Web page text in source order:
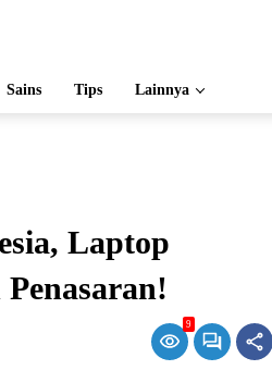
Sains Tips Lainnya
Laptop
9